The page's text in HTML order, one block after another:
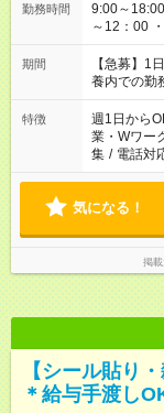
勤務時間
9:00～18:00 希望の時間帯を選べます！ ＜シフト例＞ ・8：30
～12：00
22：00 ・
期間
【急募】
養内での勤
特徴 週1日から
業・Wワー
集 / 電話対
気になる！
掲
【シール貼り
＊給与手渡し